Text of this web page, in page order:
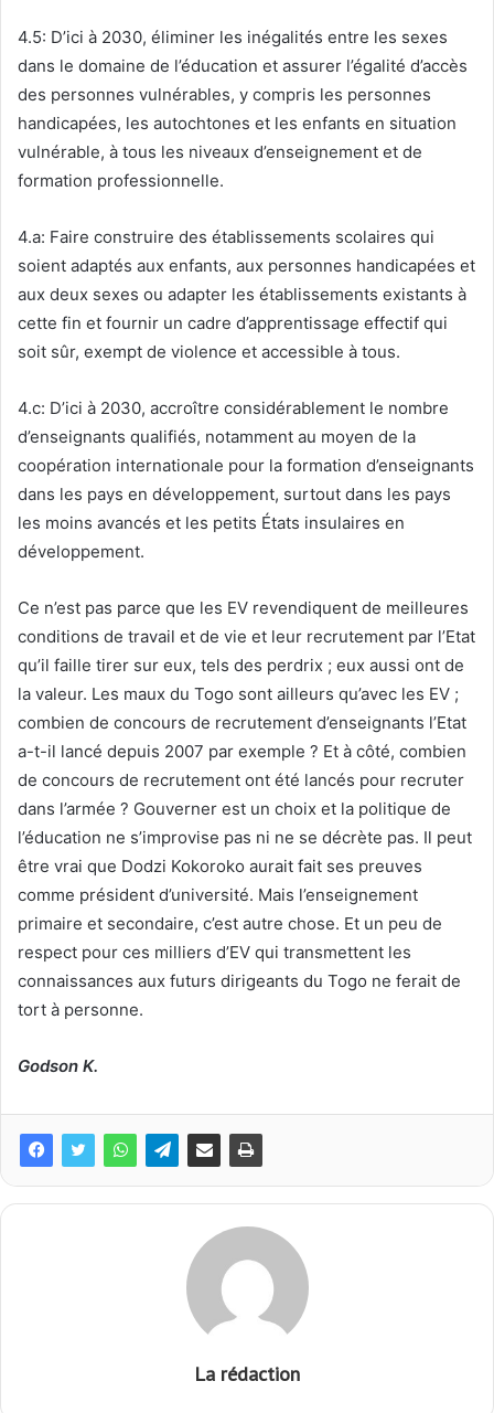
4.5: D’ici à 2030, éliminer les inégalités entre les sexes
dans le domaine de l’éducation et assurer l’égalité d’accès
des personnes vulnérables, y compris les personnes
handicapées, les autochtones et les enfants en situation
vulnérable, à tous les niveaux d’enseignement et de
formation professionnelle.
4.a: Faire construire des établissements scolaires qui
soient adaptés aux enfants, aux personnes handicapées et
aux deux sexes ou adapter les établissements existants à
cette fin et fournir un cadre d’apprentissage effectif qui
soit sûr, exempt de violence et accessible à tous.
4.c: D’ici à 2030, accroître considérablement le nombre
d’enseignants qualifiés, notamment au moyen de la
coopération internationale pour la formation d’enseignants
dans les pays en développement, surtout dans les pays
les moins avancés et les petits États insulaires en
développement.
Ce n’est pas parce que les EV revendiquent de meilleures
conditions de travail et de vie et leur recrutement par l’Etat
qu’il faille tirer sur eux, tels des perdrix ; eux aussi ont de
la valeur. Les maux du Togo sont ailleurs qu’avec les EV ;
combien de concours de recrutement d’enseignants l’Etat
a-t-il lancé depuis 2007 par exemple ? Et à côté, combien
de concours de recrutement ont été lancés pour recruter
dans l’armée ? Gouverner est un choix et la politique de
l’éducation ne s’improvise pas ni ne se décrète pas. Il peut
être vrai que Dodzi Kokoroko aurait fait ses preuves
comme président d’université. Mais l’enseignement
primaire et secondaire, c’est autre chose. Et un peu de
respect pour ces milliers d’EV qui transmettent les
connaissances aux futurs dirigeants du Togo ne ferait de
tort à personne.
Godson K.
La rédaction